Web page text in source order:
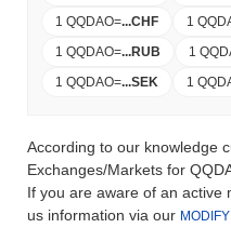
1 QQDAO=...CHF 1
1 QQDAO=...RUB 1
1 QQDAO=...SEK 1
According to our knowledge
Exchanges/Markets for
If you are aware of an active
us information via our